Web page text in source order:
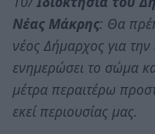
Νέας Μάκρης: Θα
νέος Δήμαρχος για
ενημερώσει το σώμα
μέτρα περαιτέρω
εκεί περιουσίας μας.